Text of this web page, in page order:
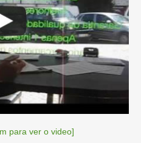
para ver o video]